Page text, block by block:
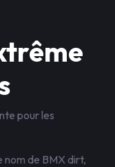
pour les
nom de BMX dirt,